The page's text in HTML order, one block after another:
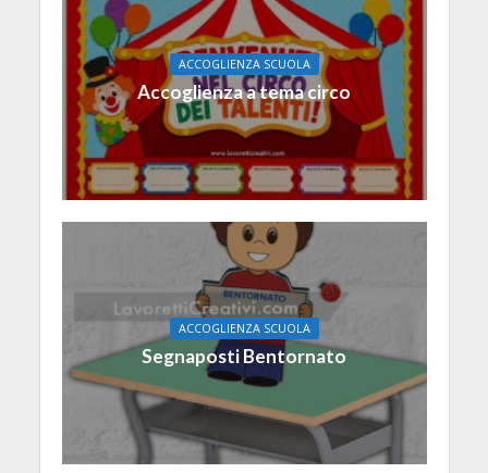
ACCOGLIENZA SCUOLA
Accoglienza a tema circo
ACCOGLIENZA SCUOLA
Segnaposti Bentornato